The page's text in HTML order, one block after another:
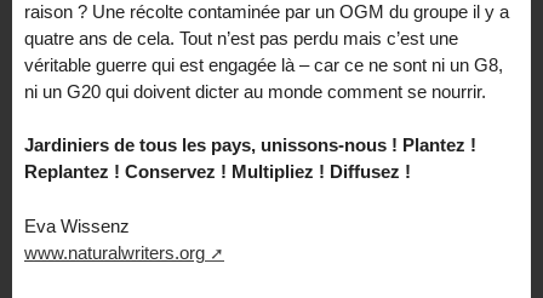
raison ? Une récolte contaminée par un OGM du groupe il y a
quatre ans de cela. Tout n’est pas perdu mais c’est une
véritable guerre qui est engagée là – car ce ne sont ni un G8,
ni un G20 qui doivent dicter au monde comment se nourrir.
Jardiniers de tous les pays, unissons-nous ! Plantez !
Replantez ! Conservez ! Multipliez ! Diffusez !
Eva Wissenz
www.naturalwriters.org